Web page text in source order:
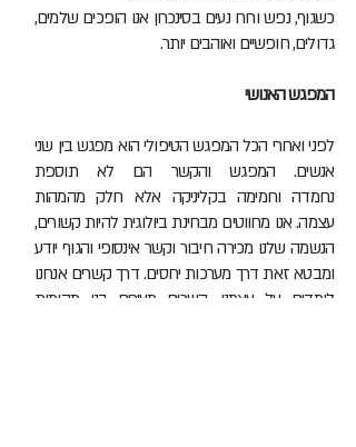
כשגוף, נפש ורוח נעים בסינכרון אנו הופכים שלמים,
גדולים, חופשיים ואוהבים יותר.
המפגש האנושי
לפני ואחרי הכל המפגש הטיפולי הוא מפגש בין שני
אנשים. המפגש והקשר הם לא תוספת
נחמדה וחמימה בקליניקה אלא חלק מהמהות
עצמה. אנו מחווטים מבחינת ביולוגית להיות קשורים,
הנשמה שלנו מכירה חיבור וקשר אינסופי והגוף יודע
ומבטא זאת דרך מערכות יחסים. דרך קשרים אנחנו
לומדים על עצמנו, קשרים מעירים בנו מקומות